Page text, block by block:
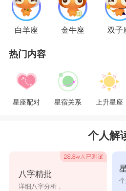
男认为射手女是个对待爱情
样，射手女会给天蝎男带来
星座乐原创文章，转载需注明
白羊座 金牛座 双子
热门内容
星座配对 星宿关系 上升星座
个人解
八字精批
详细八字分析，